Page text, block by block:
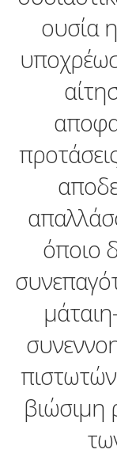
ουσία
όποιο
πιστωτών
βιώσιμη